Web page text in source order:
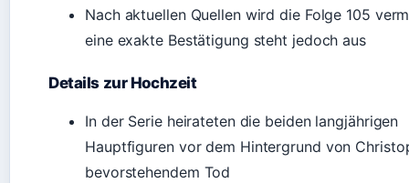
Nach aktuellen Quellen wird die Folge 105
eine exakte Bestätigung steht jedoch aus
Details zur Hochzeit
In der Serie heirateten die beiden langjährigen
Hauptfiguren vor dem Hintergrund von
bevorstehendem Tod